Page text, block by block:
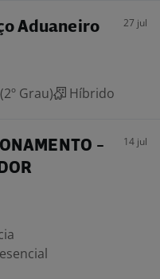
Aduaneiro 27 jul
Grau) Híbrido
-
14 jul